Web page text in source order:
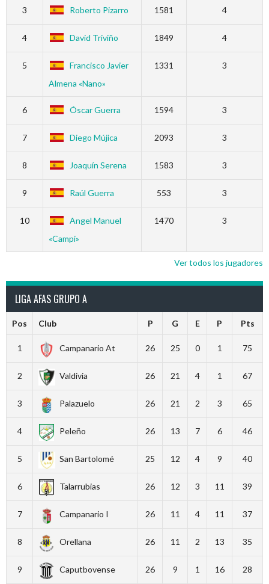
3 Roberto Pizarro 1581 4
4 David Triviño 1849 4
5
Francisco Javier
Almena «Nano»
1331 3
6 Óscar Guerra 1594 3
7 Diego Mújica 2093 3
8 Joaquín Serena 1583 3
9 Raúl Guerra 553 3
10
Angel Manuel
«Campi»
1470 3
Ver todos los jugadores
LIGA AFAS GRUPO A
Pos Club P G E P Pts
1 Campanario At 26 25 0 1 75
2 Valdivia 26 21 4 1 67
3 Palazuelo 26 21 2 3 65
4 Peleño 26 13 7 6 46
5 San Bartolomé 25 12 4 9 40
6 Talarrubias 26 12 3 11 39
7 Campanario I 26 11 4 11 37
8 Orellana 26 11 2 13 35
9 Caputbovense 26 9 1 16 28